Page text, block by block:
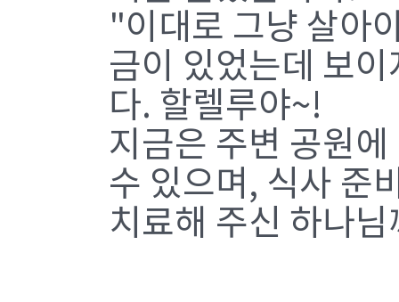
"이대로 그냥 살아
금이 있었는데 보
다. 할렐루야~!
지금은 주변 공원
수 있으며, 식사 준
치료해 주신 하나